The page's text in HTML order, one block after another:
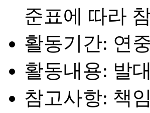
준표에 따라
활동기간: 연중
활동내용: 발
참고사항: 책